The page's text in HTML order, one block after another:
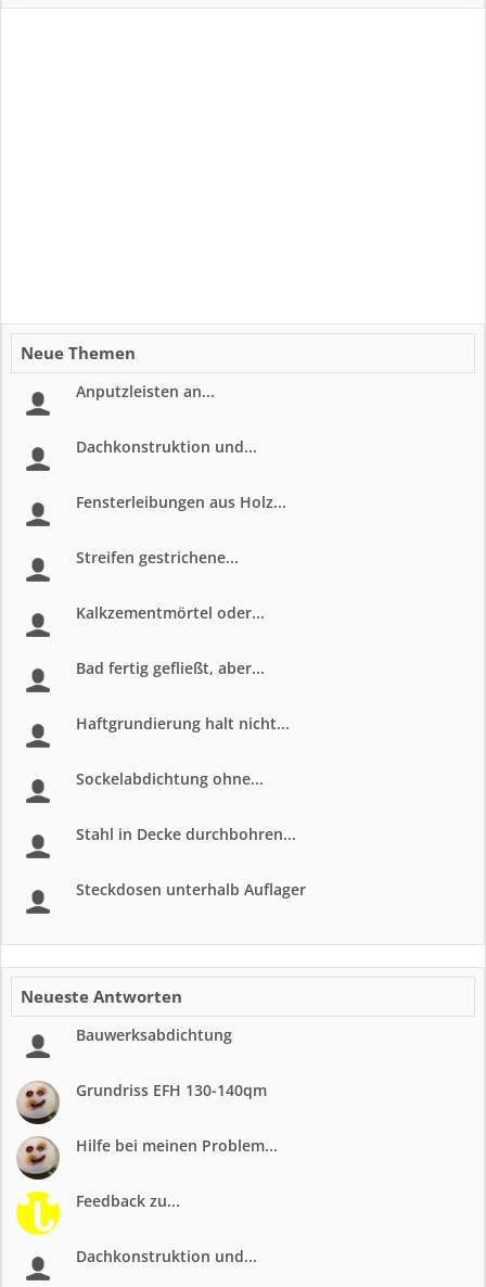
Neue Themen
Anputzleisten an...
Dachkonstruktion und...
Fensterleibungen aus Holz...
Streifen gestrichene...
Kalkzementmörtel oder...
Bad fertig gefließt, aber...
Haftgrundierung halt nicht...
Sockelabdichtung ohne...
Stahl in Decke durchbohren...
Steckdosen unterhalb Auflager
Neueste Antworten
Bauwerksabdichtung
Grundriss EFH 130-140qm
Hilfe bei meinen Problem...
Feedback zu...
Dachkonstruktion und...